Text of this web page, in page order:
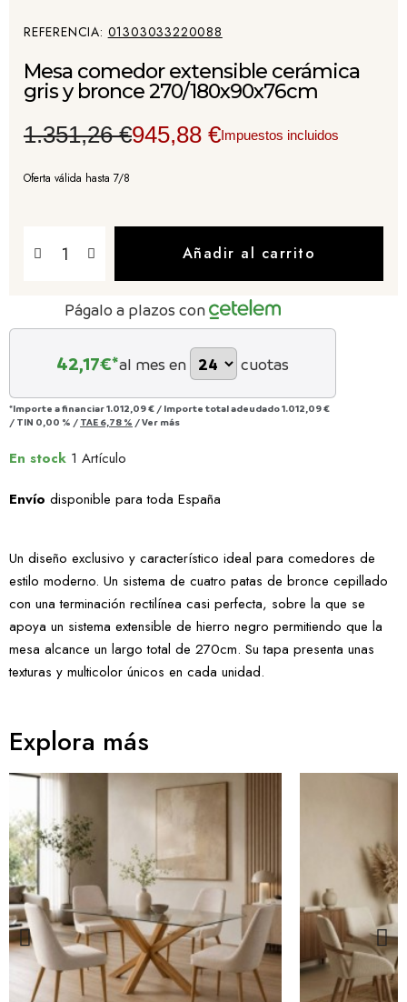
REFERENCIA 01303033220088
Mesa comedor extensible cerámica
gris y bronce 270/180x90x76cm
1.351,26 €945,88 €Impuestos incluidos
Oferta válida hasta 7/8
Añadir al carrito
Págalo a plazos con
42,17€*al mes en cuotas
*Importe a financiar1.012,09 € / Importe total adeudado1.012,09 €
/ TIN 0,00 % / TAE 6,78 % /Ver más
En stock 1 Artículo
Envío disponible para toda España
Un diseño exclusivo y característico ideal para comedores de
estilo moderno. Un sistema de cuatro patas de bronce cepillado
con una terminación rectilínea casi perfecta, sobre la que se
apoya un sistema extensible de hierro negro permitiendo que la
mesa alcance un largo total de 270cm. Su tapa presenta unas
texturas y multicolor únicos en cada unidad.
Explora más